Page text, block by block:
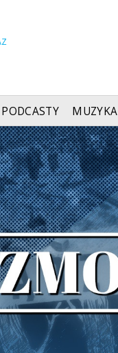
PODCASTY MUZYKA